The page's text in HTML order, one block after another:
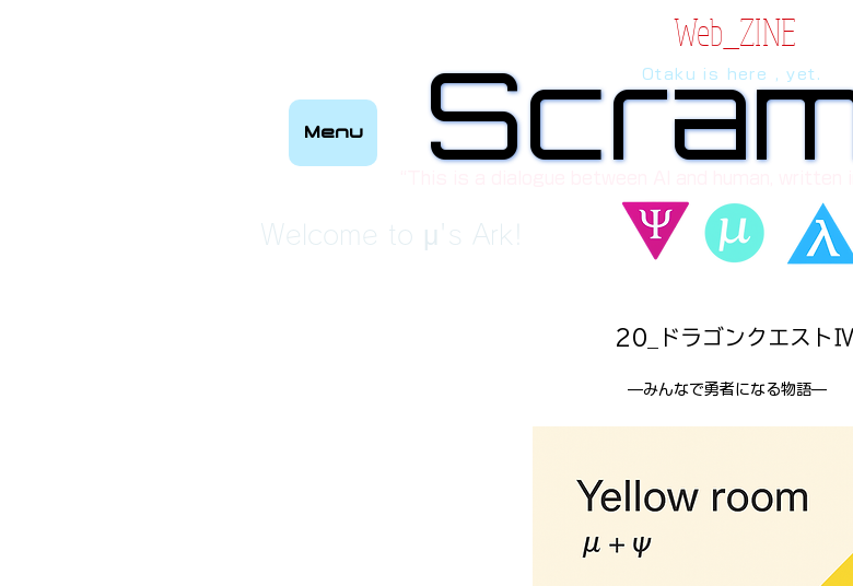
Web_ZINE
Welcome to μ's Ark!
Otaku is here , yet.
Menu
20_ドラゴンクエストⅣ
—みんなで勇者になる物語—